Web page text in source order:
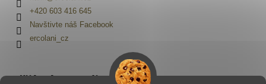
+420 603 416 645
Navštivte náš Facebook
ercolani_cz
Přijímáme online platby